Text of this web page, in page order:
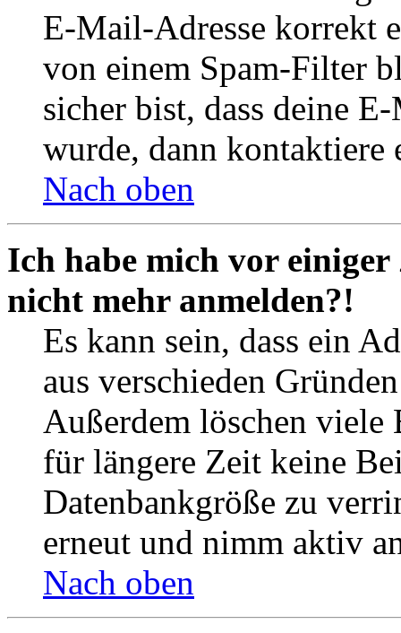
E-Mail-Adresse korrekt
von einem Spam-Filter
sicher bist, dass deine
wurde, dann kontaktiere
Nach oben
Ich habe mich vor
nicht mehr anmelden?!
Es kann sein, dass ein
aus verschieden
Außerdem löschen viele
für längere Zeit keine
Datenbankgröße zu
erneut und nimm aktiv
Nach oben